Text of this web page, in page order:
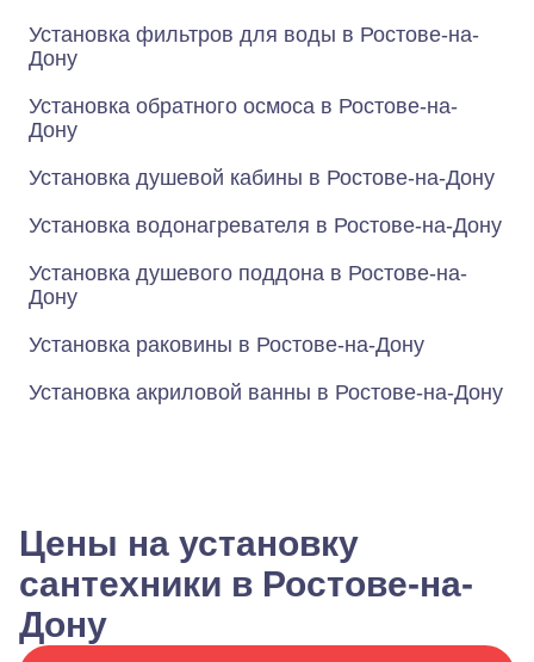
Установка фильтров для воды в Ростове-на-
Дону
Установка обратного осмоса в Ростове-на-
Дону
Установка душевой кабины в Ростове-на-Дону
Установка водонагревателя в Ростове-на-Дону
Установка душевого поддона в Ростове-на-
Дону
Установка раковины в Ростове-на-Дону
Установка акриловой ванны в Ростове-на-Дону
Цены на установку
сантехники в Ростове-на-
Дону